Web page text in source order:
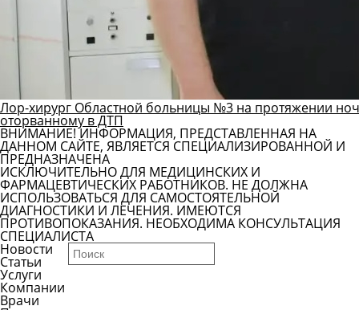
Лор-хирург Областной больницы №3 на протяжении
оторванному в ДТП
ВНИМАНИЕ! ИНФОРМАЦИЯ, ПРЕДСТАВЛЕННАЯ НА
ДАННОМ САЙТЕ, ЯВЛЯЕТСЯ СПЕЦИАЛИЗИРОВАННОЙ И
ПРЕДНАЗНАЧЕНА
ИСКЛЮЧИТЕЛЬНО ДЛЯ МЕДИЦИНСКИХ И
ФАРМАЦЕВТИЧЕСКИХ РАБОТНИКОВ. НЕ ДОЛЖНА
ИСПОЛЬЗОВАТЬСЯ ДЛЯ САМОСТОЯТЕЛЬНОЙ
ДИАГНОСТИКИ И ЛЕЧЕНИЯ. ИМЕЮТСЯ
ПРОТИВОПОКАЗАНИЯ. НЕОБХОДИМА КОНСУЛЬТАЦИЯ
СПЕЦИАЛИСТА
Новости
Статьи
Услуги
Компании
Врачи